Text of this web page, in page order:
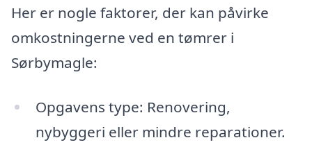
Her er nogle faktorer, der kan påvirke
omkostningerne ved en tømrer i
Sørbymagle:
Opgavens type: Renovering,
nybyggeri eller mindre reparationer.